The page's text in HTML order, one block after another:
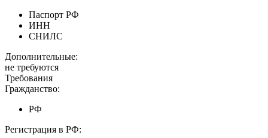
Паспорт РФ
ИНН
СНИЛС
Дополнительные:
не требуются
Требования
Гражданство:
РФ
Регистрация в РФ: